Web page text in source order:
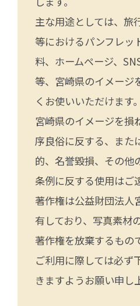
主な用途としては、旅
等におけるパンフレッ
料、ホームページ、
等、宮崎県のイメージ
くお使いいただけます。
宮崎県のイメージを損
序良俗に反する、また
的、名誉毀損、その他
条例に反する使用はご
著作権は公益財団法人
有しており、写真素材
著作権を放棄するもの
ご利用に際しては必ず
きますようお願い申し